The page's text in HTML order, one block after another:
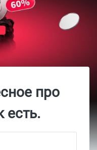
про
есть.